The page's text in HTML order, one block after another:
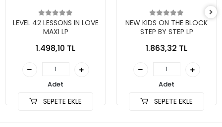
LEVEL 42 LESSONS IN LOVE
MAXI LP
1.498,10 TL
Adet
SEPETE EKLE
NEW KIDS ON THE BLOCK
STEP BY STEP LP
1.863,32 TL
Adet
SEPETE EKLE